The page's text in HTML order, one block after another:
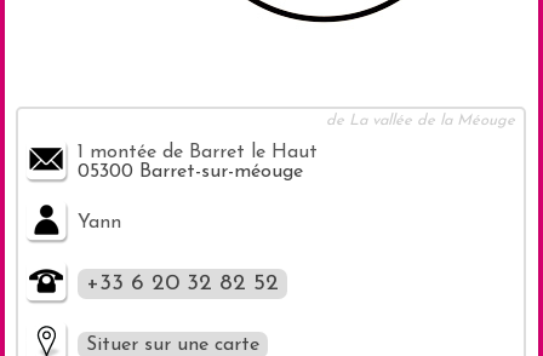
de La vallée de la Méouge
1 montée de Barret le Haut
05300 Barret-sur-méouge
Yann
+33 6 20 32 82 52
Situer sur une carte